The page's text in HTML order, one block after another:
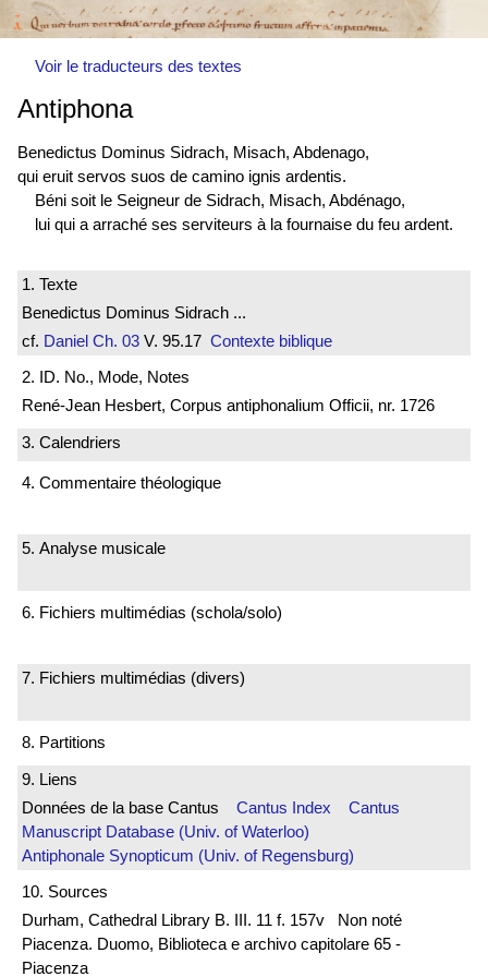
Voir le traducteurs des textes
Antiphona
Benedictus Dominus Sidrach, Misach, Abdenago,
qui eruit servos suos de camino ignis ardentis.
Béni soit le Seigneur de Sidrach, Misach, Abdénago,
lui qui a arraché ses serviteurs à la fournaise du feu ardent.
1. Texte
Benedictus Dominus Sidrach ...
cf. Daniel Ch. 03 V. 95.17 Contexte biblique
2. ID. No., Mode, Notes
René-Jean Hesbert, Corpus antiphonalium Officii, nr. 1726
3. Calendriers
4. Commentaire théologique
5. Analyse musicale
6. Fichiers multimédias (schola/solo)
7. Fichiers multimédias (divers)
8. Partitions
9. Liens
Données de la base Cantus Cantus Index
Cantus
Manuscript Database (Univ. of Waterloo)
Antiphonale Synopticum (Univ. of Regensburg)
10. Sources
Durham, Cathedral Library B. III. 11 f. 157v Non noté
Piacenza. Duomo, Biblioteca e archivo capitolare 65 -
Piacenza